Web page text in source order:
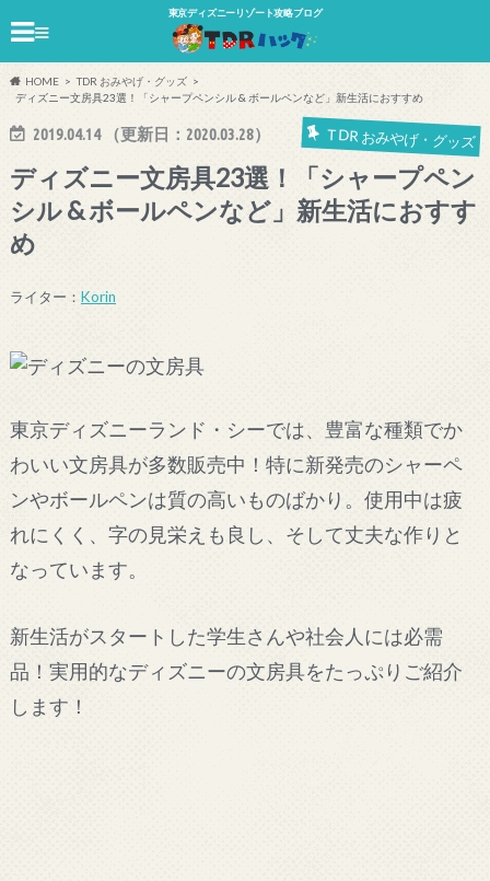
東京ディズニーリゾート攻略ブログ
≡
HOME
TDR おみやげ・グッズ
ディズニー文房具23選！「シャープペンシル & ボールペンなど」新生活におすすめ
2019.04.14（更新日： 2020.03.28） TDR おみやげ・グッズ
ディズニー文房具23選！「シャープペン
シル & ボールペンなど」新生活におすす
め
ライター： Korin
東京ディズニーランド・シーでは、豊富な種類でか
わいい文房具が多数販売中！特に新発売のシャーペ
ンやボールペンは質の高いものばかり。使用中は疲
れにくく、字の見栄えも良し、そして丈夫な作りと
なっています。
新生活がスタートした学生さんや社会人には必需
品！実用的なディズニーの文房具をたっぷりご紹介
します！